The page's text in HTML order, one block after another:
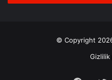
© Copyright 2026
Gizlilik